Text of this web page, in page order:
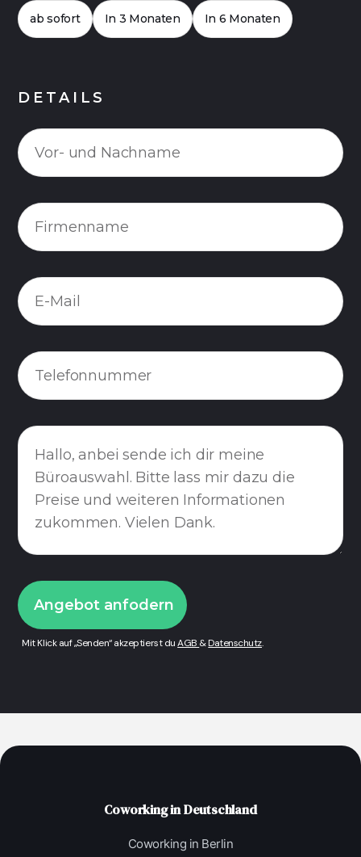
ab sofort In 3 Monaten In 6 Monaten
DETAILS
Mit Klick auf „Senden“ akzeptierst duAGB &Datenschutz.
Coworking in Deutschland
Coworking in Berlin